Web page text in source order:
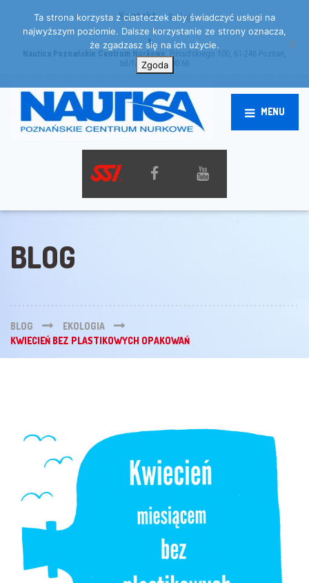
Kontakt Szukaj
Nautica Poznańskie Centrum Nurkowe , Piłsudskiego 100, 61-246 Poznań,
tel/fax: 61 872 90 66
MENU
BLOG
BLOG
EKOLOGIA
KWIECIEŃ BEZ PLASTIKOWYCH OPAKOWAŃ
Ta strona korzysta z ciasteczek aby świadczyć usługi na
najwyższym poziomie. Dalsze korzystanie ze strony oznacza,
że zgadzasz się na ich użycie.
Zgoda